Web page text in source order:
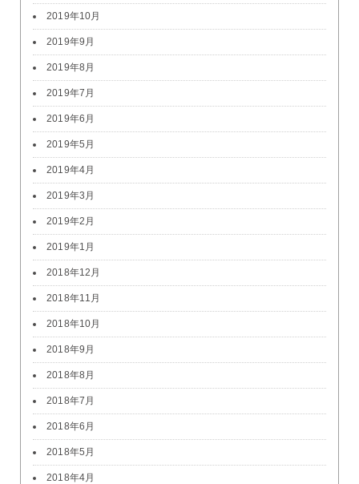
2019年10月
2019年9月
2019年8月
2019年7月
2019年6月
2019年5月
2019年4月
2019年3月
2019年2月
2019年1月
2018年12月
2018年11月
2018年10月
2018年9月
2018年8月
2018年7月
2018年6月
2018年5月
2018年4月